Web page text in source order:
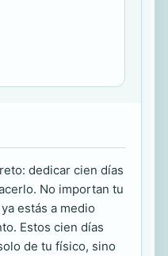
dedicar cien días
No importan tu
estás a medio
Estos cien días
de tu físico, sino